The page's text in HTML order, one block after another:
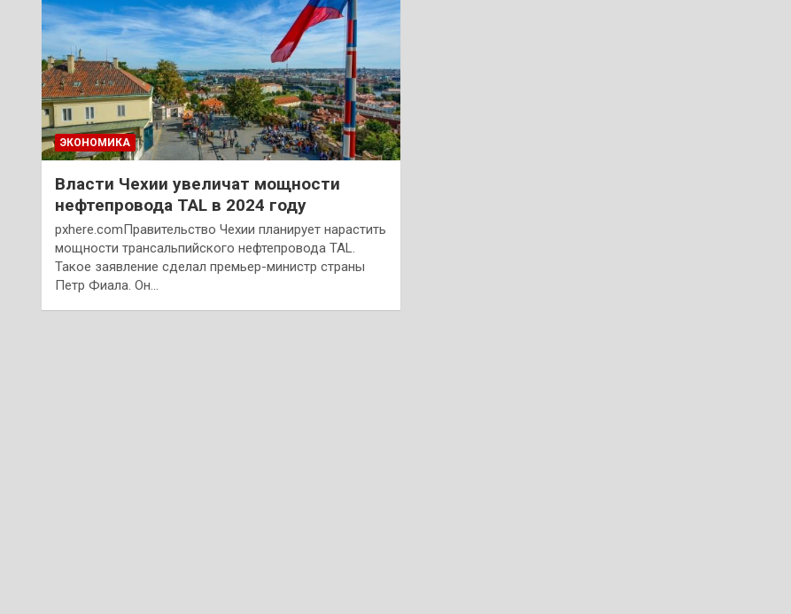
ЭКОНОМИКА
Власти Чехии увеличат мощности
нефтепровода TAL в 2024 году
pxhere.comПравительство Чехии планирует нарастить
мощности трансальпийского нефтепровода TAL.
Такое заявление сделал премьер-министр страны
Петр Фиала. Он…